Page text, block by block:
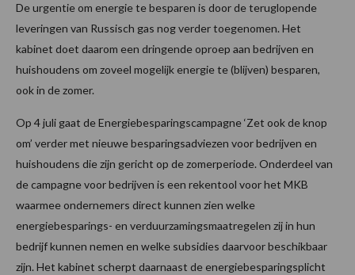
De urgentie om energie te besparen is door de teruglopende
leveringen van Russisch gas nog verder toegenomen. Het
kabinet doet daarom een dringende oproep aan bedrijven en
huishoudens om zoveel mogelijk energie te (blijven) besparen,
ook in de zomer.
Op 4 juli gaat de Energiebesparingscampagne ‘Zet ook de knop
om’ verder met nieuwe besparingsadviezen voor bedrijven en
huishoudens die zijn gericht op de zomerperiode. Onderdeel van
de campagne voor bedrijven is een rekentool voor het MKB
waarmee ondernemers direct kunnen zien welke
energiebesparings- en verduurzamingsmaatregelen zij in hun
bedrijf kunnen nemen en welke subsidies daarvoor beschikbaar
zijn. Het kabinet scherpt daarnaast de energiebesparingsplicht